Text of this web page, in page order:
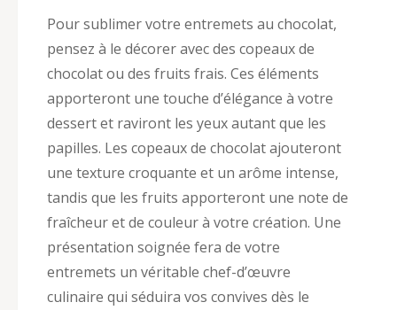
Pour sublimer votre entremets au chocolat,
pensez à le décorer avec des copeaux de
chocolat ou des fruits frais. Ces éléments
apporteront une touche d’élégance à votre
dessert et raviront les yeux autant que les
papilles. Les copeaux de chocolat ajouteront
une texture croquante et un arôme intense,
tandis que les fruits apporteront une note de
fraîcheur et de couleur à votre création. Une
présentation soignée fera de votre
entremets un véritable chef-d’œuvre
culinaire qui séduira vos convives dès le